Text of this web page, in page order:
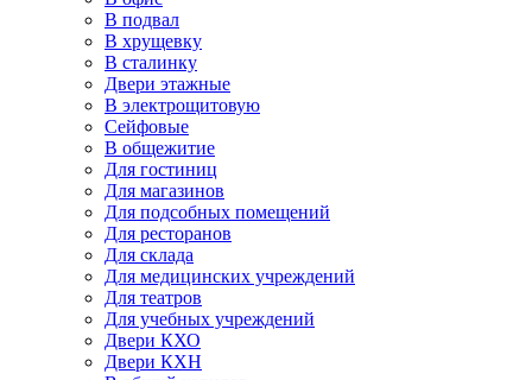
В подвал
В хрущевку
В сталинку
Двери этажные
В электрощитовую
Сейфовые
В общежитие
Для гостиниц
Для магазинов
Для подсобных помещений
Для ресторанов
Для склада
Для медицинских учреждений
Для театров
Для учебных учреждений
Двери КХО
Двери КХН